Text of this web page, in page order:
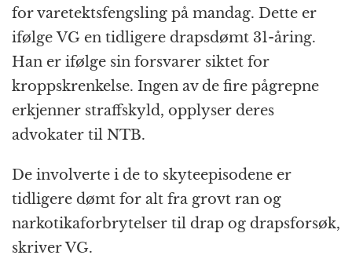
for varetektsfengsling på mandag. Dette er
ifølge VG en tidligere drapsdømt 31-åring.
Han er ifølge sin forsvarer siktet for
kroppskrenkelse. Ingen av de fire pågrepne
erkjenner straffskyld, opplyser deres
advokater til NTB.
De involverte i de to skyteepisodene er
tidligere dømt for alt fra grovt ran og
narkotikaforbrytelser til drap og drapsforsøk,
skriver VG.